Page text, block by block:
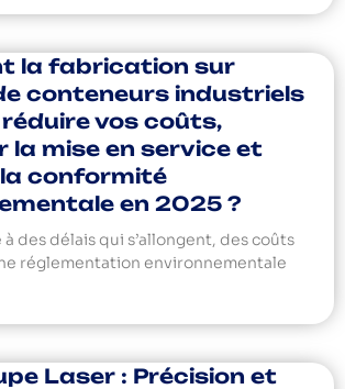
la fabrication sur
conteneurs industriels
vos coûts,
la mise en service et
conformité
en 2025 ?
à des délais qui s’allongent, des coûts
réglementation environnementale
Laser : Précision et